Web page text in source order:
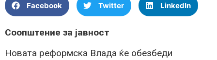
Facebook Twitter LinkedIn
Соопштение за јавност
Новата реформска Влада ќе обезбеди